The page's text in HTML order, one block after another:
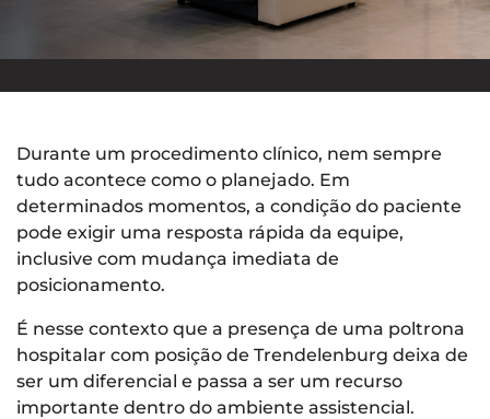
Durante um procedimento clínico, nem sempre
tudo acontece como o planejado. Em
determinados momentos, a condição do paciente
pode exigir uma resposta rápida da equipe,
inclusive com mudança imediata de
posicionamento.
É nesse contexto que a presença de uma poltrona
hospitalar com posição de Trendelenburg deixa de
ser um diferencial e passa a ser um recurso
importante dentro do ambiente assistencial.